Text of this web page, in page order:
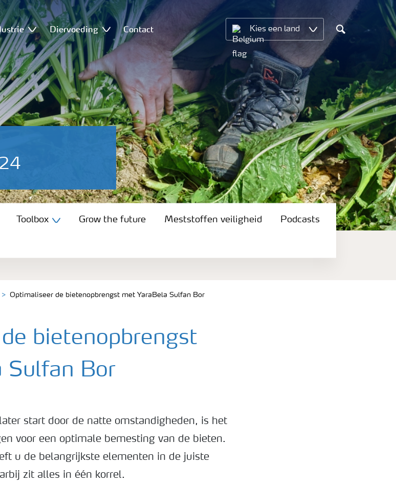
Diervoeding Contact Kies een land
Search
Toolbox Grow the future Meststoffen veiligheid Podcasts
Optimaliseer de bietenopbrengst met YaraBela Sulfan Bor
bietenopbrengst
Sulfan Bor
start door de natte omstandigheden, is het
voor een optimale bemesting van de bieten.
u de belangrijkste elementen in de juiste
zit alles in één korrel.